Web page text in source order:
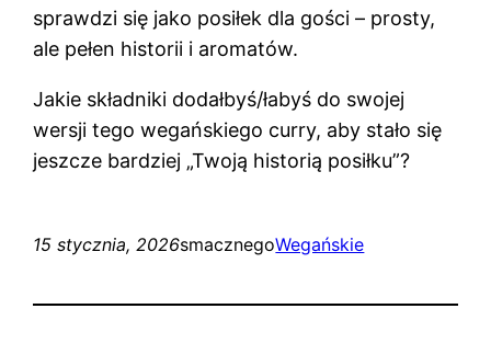
sprawdzi się jako posiłek dla gości – prosty,
ale pełen historii i aromatów.
Jakie składniki dodałbyś/łabyś do swojej
wersji tego wegańskiego curry, aby stało się
jeszcze bardziej „Twoją historią posiłku”?
15 stycznia, 2026smacznegoWegańskie